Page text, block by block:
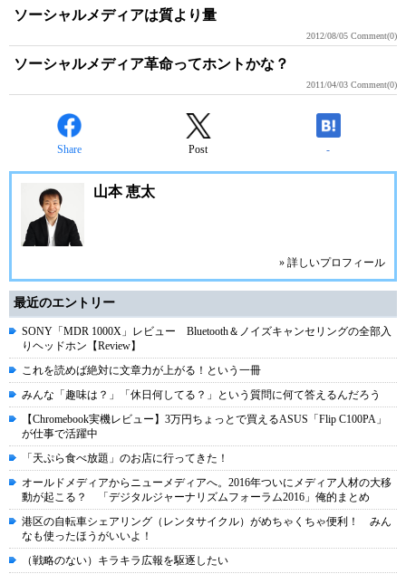
ソーシャルメディアは質より量
2012/08/05 Comment(0)
ソーシャルメディア革命ってホントかな？
2011/04/03 Comment(0)
Share Post -
山本 恵太
» 詳しいプロフィール
最近のエントリー
SONY「MDR 1000X」レビュー Bluetooth＆ノイズキャンセリングの全部入
りヘッドホン【Review】
これを読めば絶対に文章力が上がる！という一冊
みんな「趣味は？」「休日何してる？」という質問に何て答えるんだろう
【Chromebook実機レビュー】3万円ちょっとで買えるASUS「Flip C100PA」
が仕事で活躍中
「天ぷら食べ放題」のお店に行ってきた！
オールドメディアからニューメディアへ。2016年ついにメディア人材の大移
動が起こる？ 「デジタルジャーナリズムフォーラム2016」俺的まとめ
港区の自転車シェアリング（レンタサイクル）がめちゃくちゃ便利！ みん
なも使ったほうがいいよ！
（戦略のない）キラキラ広報を駆逐したい